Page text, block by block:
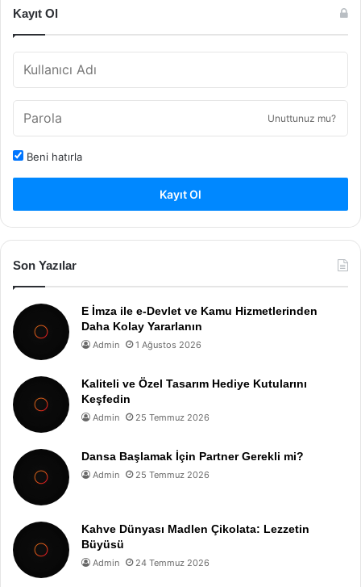
Kayıt Ol
Unuttunuz mu?
Beni hatırla
Kayıt Ol
Son Yazılar
E İmza ile e-Devlet ve Kamu Hizmetlerinden
Daha Kolay Yararlanın
Admin 1 Ağustos 2026
Kaliteli ve Özel Tasarım Hediye Kutularını
Keşfedin
Admin 25 Temmuz 2026
Dansa Başlamak İçin Partner Gerekli mi?
Admin 25 Temmuz 2026
Kahve Dünyası Madlen Çikolata: Lezzetin
Büyüsü
Admin 24 Temmuz 2026